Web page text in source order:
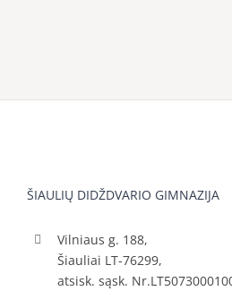
ŠIAULIŲ DIDŽDVARIO GIMNAZIJA
Vilniaus g. 188,
Šiauliai LT-76299,
atsisk. sąsk.